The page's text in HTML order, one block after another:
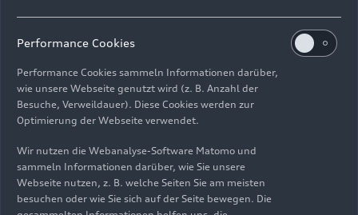
Start einer neuen Ära der
Luxussegment
Anlässlich der Eröffnung übergab SAIC Audi den
neuen Audi A7 L 55 TFSI an zehn Kund_innen aus
China. Alle Modelle wurden speziell nach deren
individuellen Wünschen gefertigt. Im Anschluss
lieferte SAIC Audi weitere Fahrzeuge an
Performance Cookies
Performance Cookies sammeln Informationen darüber,
wie unsere Webseite genutzt wird (z. B. Anzahl der
Besuche, Verweildauer). Diese Cookies werden zur
Optimierung der Webseite verwendet.
Wir nutzen die Webanalyse-Software Matomo und
sammeln Informationen darüber, wie Sie unsere
Webseite nutzen, z. B. welche Seiten Sie am meisten
besuchen oder wie Sie sich auf der Seite bewegen. Die